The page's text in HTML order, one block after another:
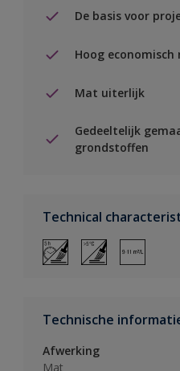
De basis voor
Hoog
Mat uiterlijk
Gedeeltelijk
grondstoffen
Technical
Technische
Afwerking
Mat